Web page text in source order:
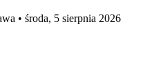
• środa, 5 sierpnia 2026